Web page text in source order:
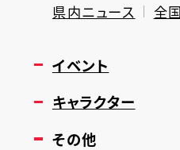
県内ニュース 全
イベント
キャラクター
その他